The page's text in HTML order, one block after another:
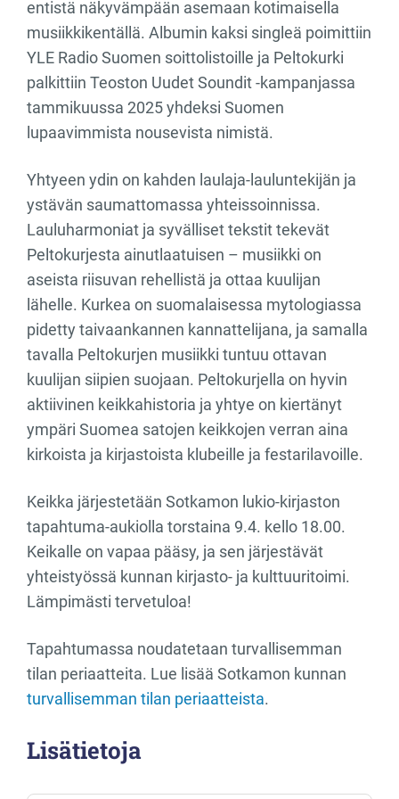
entistä näkyvämpään asemaan kotimaisella
musiikkikentällä. Albumin kaksi singleä poimittiin
YLE Radio Suomen soittolistoille ja Peltokurki
palkittiin Teoston Uudet Soundit -kampanjassa
tammikuussa 2025 yhdeksi Suomen
lupaavimmista nousevista nimistä.
Yhtyeen ydin on kahden laulaja-lauluntekijän ja
ystävän saumattomassa yhteissoinnissa.
Lauluharmoniat ja syvälliset tekstit tekevät
Peltokurjesta ainutlaatuisen – musiikki on
aseista riisuvan rehellistä ja ottaa kuulijan
lähelle. Kurkea on suomalaisessa mytologiassa
pidetty taivaankannen kannattelijana, ja samalla
tavalla Peltokurjen musiikki tuntuu ottavan
kuulijan siipien suojaan. Peltokurjella on hyvin
aktiivinen keikkahistoria ja yhtye on kiertänyt
ympäri Suomea satojen keikkojen verran aina
kirkoista ja kirjastoista klubeille ja festarilavoille.
Keikka järjestetään Sotkamon lukio-kirjaston
tapahtuma-aukiolla torstaina 9.4. kello 18.00.
Keikalle on vapaa pääsy, ja sen järjestävät
yhteistyössä kunnan kirjasto- ja kulttuuritoimi.
Lämpimästi tervetuloa!
Tapahtumassa noudatetaan turvallisemman
tilan periaatteita. Lue lisää Sotkamon kunnan
turvallisemman tilan periaatteista.
Lisätietoja